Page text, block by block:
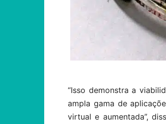
“Isso demonstra a
ampla gama de
virtual e aumentada”,